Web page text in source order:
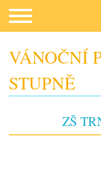
Co potřebujeme
VÁNOČNÍ
STUPNĚ
ZŠ